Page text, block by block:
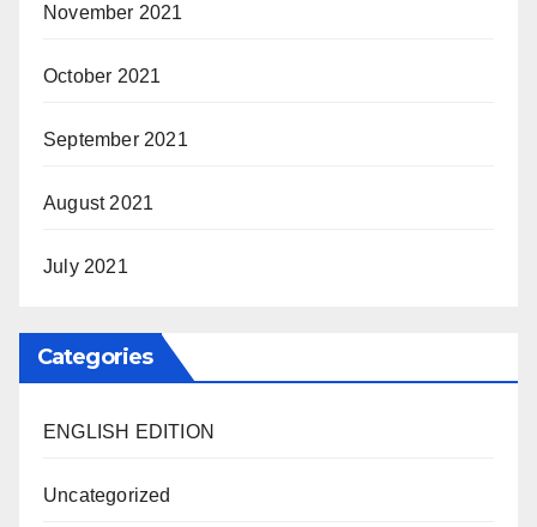
November 2021
October 2021
September 2021
August 2021
July 2021
Categories
ENGLISH EDITION
Uncategorized